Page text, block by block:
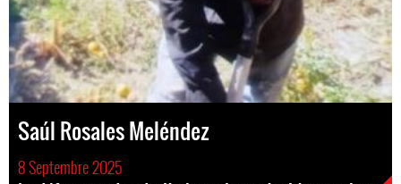
Saúl Rosales Meléndez
8 Septembre 2025